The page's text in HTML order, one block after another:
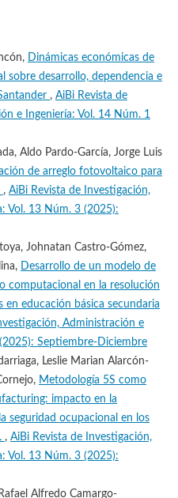
Dinámicas económicas de
sobre desarrollo, dependencia e
, AiBi Revista de
e Ingeniería: Vol. 14 Núm. 1
Aldo Pardo-García, Jorge Luis
de arreglo fotovoltaico para
, AiBi Revista de Investigación,
Vol. 13 Núm. 3 (2025):
Johnatan Castro-Gómez,
Desarrollo de un modelo de
computacional en la resolución
educación básica secundaria
Administración e
Septiembre-Diciembre
Leslie Marian Alarcón-
Metodología 5S como
impacto en la
seguridad ocupacional en los
, AiBi Revista de Investigación,
Vol. 13 Núm. 3 (2025):
Alfredo Camargo-